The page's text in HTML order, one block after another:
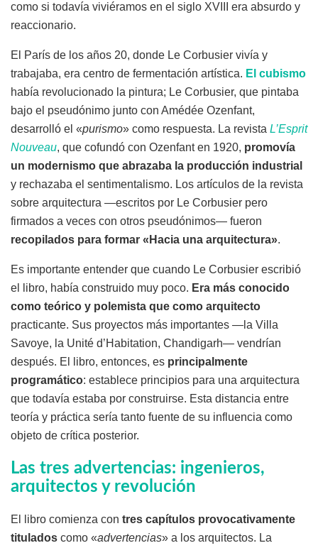
como si todavía viviéramos en el siglo XVIII era absurdo y
reaccionario.
El París de los años 20, donde Le Corbusier vivía y
trabajaba, era centro de fermentación artística. El cubismo
había revolucionado la pintura; Le Corbusier, que pintaba
bajo el pseudónimo junto con Amédée Ozenfant,
desarrolló el «purismo» como respuesta. La revista L’Esprit
Nouveau, que cofundó con Ozenfant en 1920, promovía
un modernismo que abrazaba la producción industrial
y rechazaba el sentimentalismo. Los artículos de la revista
sobre arquitectura —escritos por Le Corbusier pero
firmados a veces con otros pseudónimos— fueron
recopilados para formar «Hacia una arquitectura».
Es importante entender que cuando Le Corbusier escribió
el libro, había construido muy poco. Era más conocido
como teórico y polemista que como arquitecto
practicante. Sus proyectos más importantes —la Villa
Savoye, la Unité d’Habitation, Chandigarh— vendrían
después. El libro, entonces, es principalmente
programático: establece principios para una arquitectura
que todavía estaba por construirse. Esta distancia entre
teoría y práctica sería tanto fuente de su influencia como
objeto de crítica posterior.
Las tres advertencias: ingenieros,
arquitectos y revolución
El libro comienza con tres capítulos provocativamente
titulados como «advertencias» a los arquitectos. La